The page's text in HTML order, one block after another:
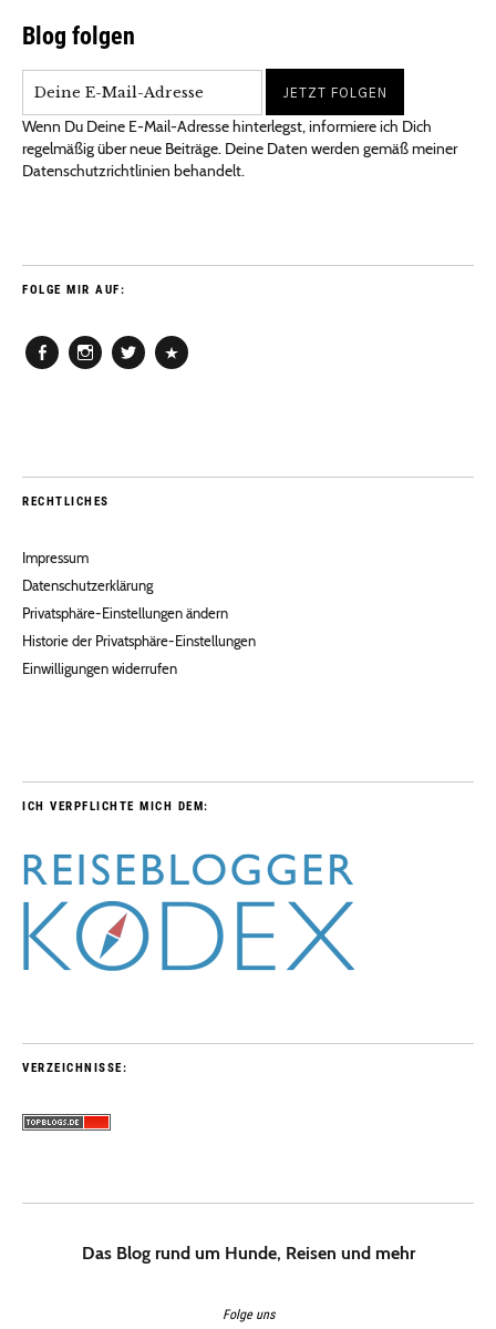
Blog folgen
Wenn Du Deine E-Mail-Adresse hinterlegst, informiere ich Dich
regelmäßig über neue Beiträge. Deine Daten werden gemäß meiner
Datenschutzrichtlinien behandelt.
FOLGE MIR AUF:
RECHTLICHES
Impressum
Datenschutzerklärung
Privatsphäre-Einstellungen ändern
Historie der Privatsphäre-Einstellungen
Einwilligungen widerrufen
ICH VERPFLICHTE MICH DEM:
VERZEICHNISSE:
Das Blog rund um Hunde, Reisen und mehr
Folge uns